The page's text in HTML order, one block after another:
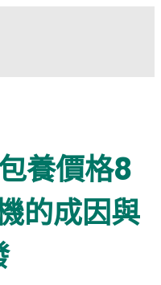
養價格8
的成因與